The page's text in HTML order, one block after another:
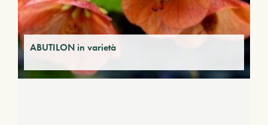
ABUTILON in varietà